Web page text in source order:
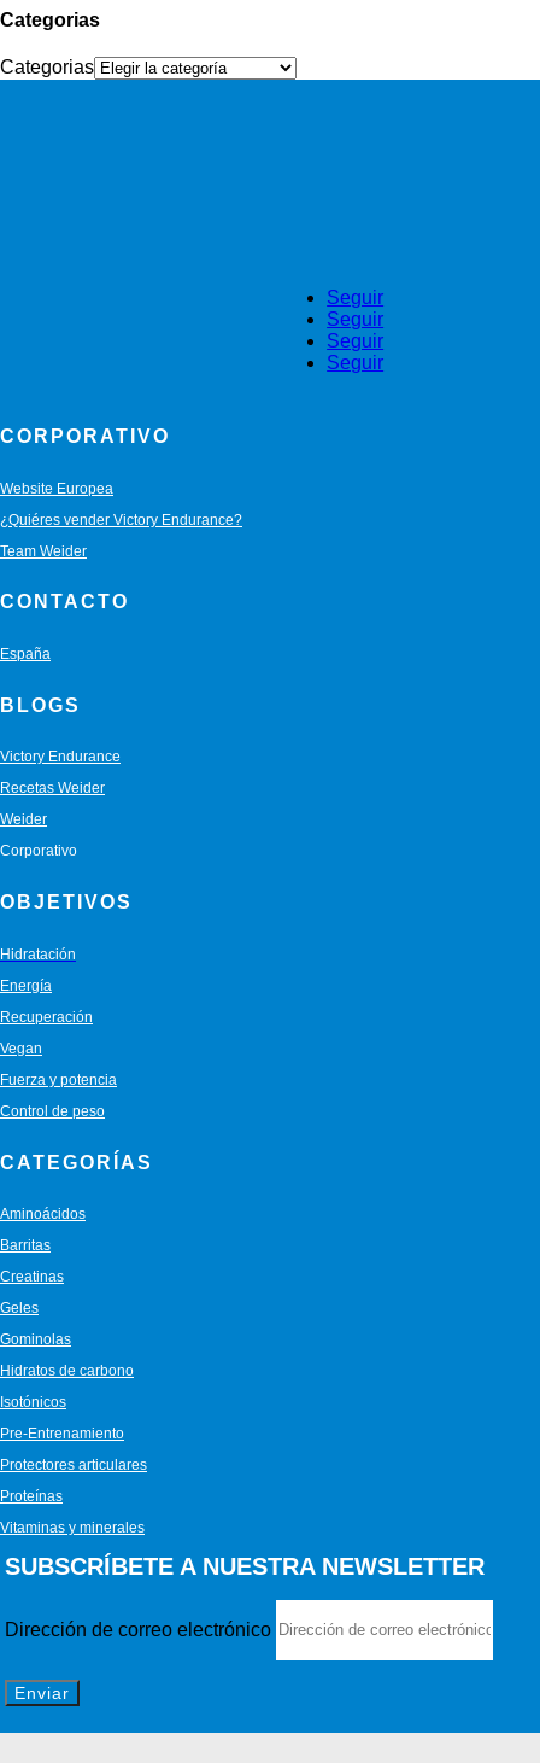
Categorias
Categorias
Seguir
Seguir
Seguir
Seguir
CORPORATIVO
Website Europea
¿Quiéres vender Victory Endurance?
Team Weider
CONTACTO
España
BLOGS
Victory Endurance
Recetas Weider
Weider
Corporativo
OBJETIVOS
Hidratación
Energía
Recuperación
Vegan
Fuerza y potencia
Control de peso
CATEGORÍAS
Aminoácidos
Barritas
Creatinas
Geles
Gominolas
Hidratos de carbono
Isotónicos
Pre-Entrenamiento
Protectores articulares
Proteínas
Vitaminas y minerales
SUBSCRÍBETE A NUESTRA NEWSLETTER
Dirección de correo electrónico
Enviar